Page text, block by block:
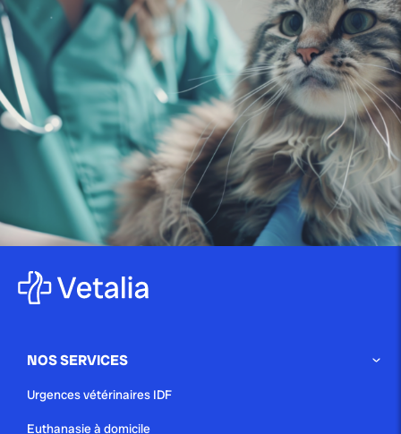
NOS SERVICES
Urgences vétérinaires IDF
Euthanasie à domicile